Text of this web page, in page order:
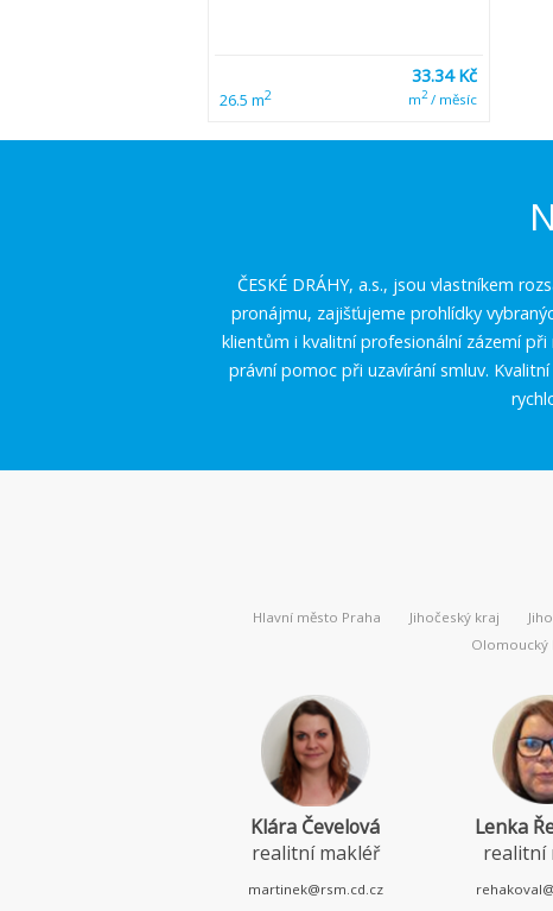
26.5 m2
33.34 Kč
m2/ měsíc
ČESKÉ DRÁHY, a.s., jsou vlastníkem
pronájmu, zajišťujeme prohlídky
klientům i kvalitní profesionální zázemí
právní pomoc při uzavírání smluv.
Hlavní město Praha Jihočeský kraj
Olomoucký
Klára Čevelová
realitní makléř
martinek@rsm.cd.cz
Lenka
realitní